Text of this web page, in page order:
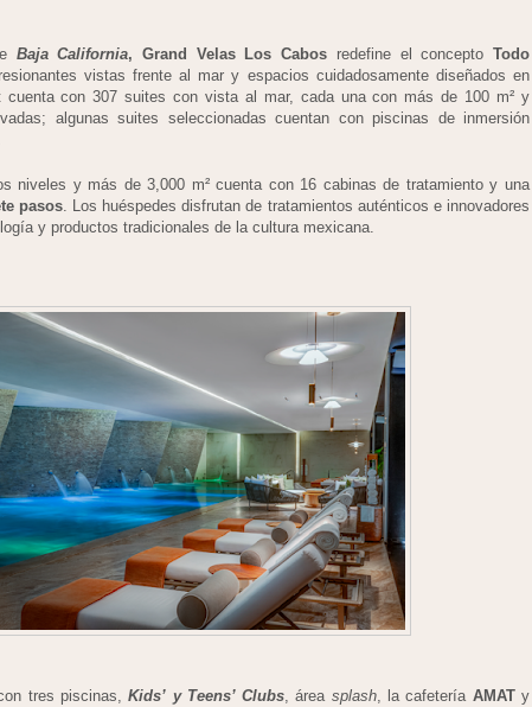
Baja California, Grand Velas Los Cabos redefine el conceptoTodo
vistas frente al mar y espacios cuidadosamente diseñados en
cuenta con 307 suites con vista al mar, cada una con más de 100 m² y
algunas suites seleccionadas cuentan con piscinas de inmersión
niveles y más de 3,000 m² cuenta con 16 cabinas de tratamiento y una
pasos. Los huéspedes disfrutan de tratamientos auténticos e innovadores
y productos tradicionales de la cultura mexicana.
tres piscinas,Kids’ y Teens’ Clubs, área splash, la cafetería AMATy